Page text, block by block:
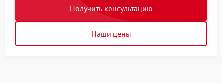
Получить консультацию
Наши цены